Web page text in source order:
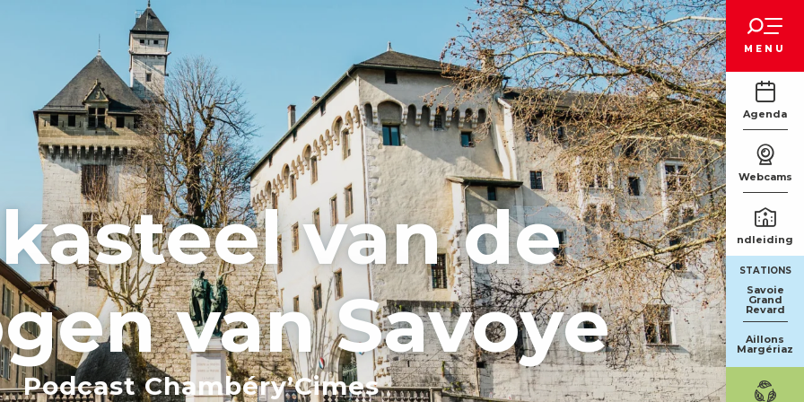
MENU
Agenda
Webcams
STATIONS
Savoie
Grand
Revard
Aillons
Margériaz
van de
van Savoye
Podcast Chambéry’Cimes